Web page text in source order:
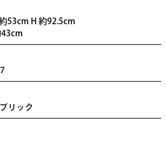
53cm H 約92.5cm
43cm
リック